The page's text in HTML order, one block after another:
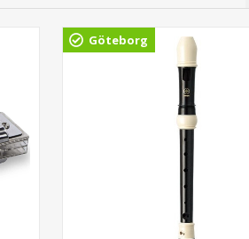
Göteborg